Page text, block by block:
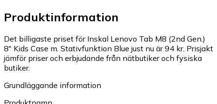
Produktinformation
Det billigaste priset för Inskal Lenovo Tab M8 (2nd Gen.)
8" Kids Case m. Stativfunktion Blue just nu är 94 kr. Prisjakt
jämför priser och erbjudande från nätbutiker och fysiska
butiker.
Grundläggande information